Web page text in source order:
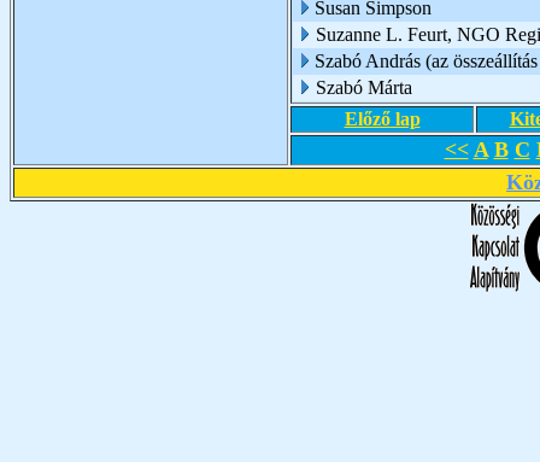
Susan Simpson
Suzanne L. Feurt, NGO
Szabó András (az
Szabó Márta
Előző lap
<< A B C